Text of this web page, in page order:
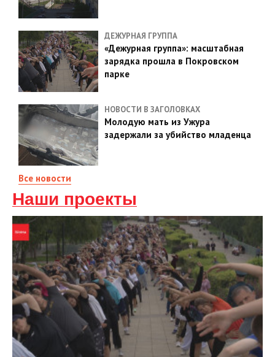
ДЕЖУРНАЯ ГРУППА
«Дежурная группа»: масштабная
зарядка прошла в Покровском
парке
НОВОСТИ В ЗАГОЛОВКАХ
Молодую мать из Ужура
задержали за убийство младенца
Все новости
Наши проекты